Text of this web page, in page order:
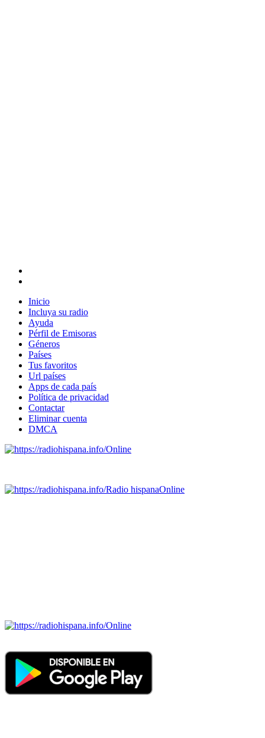
Inicio
Incluya su radio
Ayuda
Pérfil de Emisoras
Géneros
Países
Tus favoritos
Url países
Apps de cada país
Política de privacidad
Contactar
Eliminar cuenta
DMCA
Online
Radio hispanaOnline
Online